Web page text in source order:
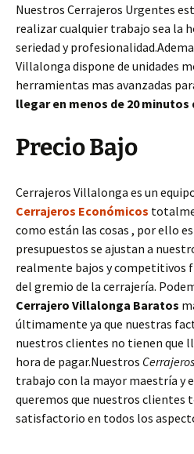
Nuestros Cerrajeros Urgentes
realizar cualquier trabajo sea la
seriedad y
Villalonga dispone de unidades
herramientas mas avanzadas
llegar en menos de 20
Precio Bajo
Cerrajeros Villalonga es un
Cerrajeros Económicos
como están las cosas , por ello
presupuestos se ajustan a
realmente bajos y competitivos
del gremio de la cerrajería.
Cerrajero Villalonga Baratos
últimamente ya que nuestras
nuestros clientes no tienen que
hora de pagar.Nuestros
trabajo con la mayor maestría y
queremos que nuestros clientes
satisfactorio en todos los